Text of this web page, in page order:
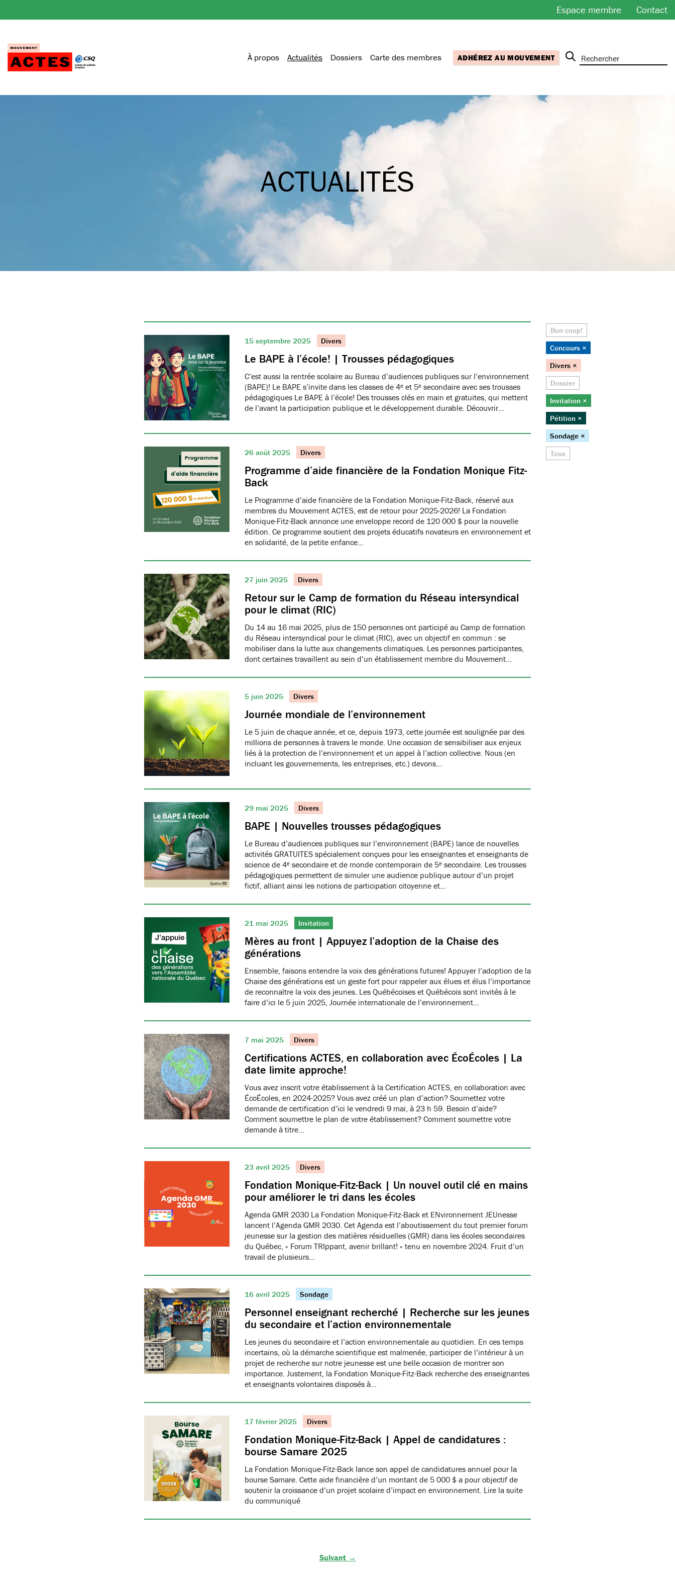
au
Espace membre Contact
À propos Actualités Dossiers Carte des membres ADHÉREZ AU MOUVEMENT
ACTUALITÉS
15 septembre 2025 Divers
Le BAPE à l’école! | Trousses pédagogiques
C’est aussi la rentrée scolaire au Bureau d’audiences publiques sur l’environnement
(BAPE)! Le BAPE s’invite dans les classes de 4ᵉ et 5ᵉ secondaire avec ses trousses
pédagogiques Le BAPE à l’école! Des trousses clés en main et gratuites, qui mettent
de l’avant la participation publique et le développement durable. Découvrir…
26 août 2025 Divers
Programme d’aide financière de la Fondation Monique Fitz-
Back
Le Programme d’aide financière de la Fondation Monique-Fitz-Back, réservé aux
membres du Mouvement ACTES, est de retour pour 2025-2026! La Fondation
Monique-Fitz-Back annonce une enveloppe record de 120 000 $ pour la nouvelle
édition. Ce programme soutient des projets éducatifs novateurs en environnement et
en solidarité, de la petite enfance…
27 juin 2025 Divers
Retour sur le Camp de formation du Réseau intersyndical
pour le climat (RIC)
Du 14 au 16 mai 2025, plus de 150 personnes ont participé au Camp de formation
du Réseau intersyndical pour le climat (RIC), avec un objectif en commun : se
mobiliser dans la lutte aux changements climatiques. Les personnes participantes,
dont certaines travaillent au sein d’un établissement membre du Mouvement…
5 juin 2025 Divers
Journée mondiale de l’environnement
Le 5 juin de chaque année, et ce, depuis 1973, cette journée est soulignée par des
millions de personnes à travers le monde. Une occasion de sensibiliser aux enjeux
liés à la protection de l’environnement et un appel à l’action collective. Nous (en
incluant les gouvernements, les entreprises, etc.) devons…
29 mai 2025 Divers
BAPE | Nouvelles trousses pédagogiques
Le Bureau d’audiences publiques sur l’environnement (BAPE) lance de nouvelles
activités GRATUITES spécialement conçues pour les enseignantes et enseignants de
science de 4ᵉ secondaire et de monde contemporain de 5ᵉ secondaire. Les trousses
pédagogiques permettent de simuler une audience publique autour d’un projet
fictif, alliant ainsi les notions de participation citoyenne et…
21 mai 2025 Invitation
Mères au front | Appuyez l’adoption de la Chaise des
générations
Ensemble, faisons entendre la voix des générations futures! Appuyer l’adoption de la
Chaise des générations est un geste fort pour rappeler aux élues et élus l’importance
de reconnaître la voix des jeunes. Les Québécoises et Québécois sont invités à le
faire d’ici le 5 juin 2025, Journée internationale de l’environnement…
7 mai 2025 Divers
Certifications ACTES, en collaboration avec ÉcoÉcoles | La
date limite approche!
Vous avez inscrit votre établissement à la Certification ACTES, en collaboration avec
ÉcoÉcoles, en 2024-2025? Vous avez créé un plan d’action? Soumettez votre
demande de certification d’ici le vendredi 9 mai, à 23 h 59. Besoin d’aide?
Comment soumettre le plan de votre établissement? Comment soumettre votre
demande à titre…
23 avril 2025 Divers
Fondation Monique-Fitz-Back | Un nouvel outil clé en mains
pour améliorer le tri dans les écoles
Agenda GMR 2030 La Fondation Monique-Fitz-Back et ENvironnement JEUnesse
lancent l’Agenda GMR 2030. Cet Agenda est l’aboutissement du tout premier forum
jeunesse sur la gestion des matières résiduelles (GMR) dans les écoles secondaires
du Québec, « Forum TRIppant, avenir brillant! » tenu en novembre 2024. Fruit d’un
travail de plusieurs…
16 avril 2025 Sondage
Personnel enseignant recherché | Recherche sur les jeunes
du secondaire et l’action environnementale
Les jeunes du secondaire et l’action environnementale au quotidien. En ces temps
incertains, où la démarche scientifique est malmenée, participer de l’intérieur à un
projet de recherche sur notre jeunesse est une belle occasion de montrer son
importance. Justement, la Fondation Monique-Fitz-Back recherche des enseignantes
et enseignants volontaires disposés à…
17 février 2025 Divers
Fondation Monique-Fitz-Back | Appel de candidatures :
bourse Samare 2025
La Fondation Monique-Fitz-Back lance son appel de candidatures annuel pour la
bourse Samare. Cette aide financière d’un montant de 5 000 $ a pour objectif de
soutenir la croissance d’un projet scolaire d’impact en environnement. Lire la suite
du communiqué
Bon coup!
Concours ×
Divers ×
Dossier
Invitation ×
Pétition ×
Sondage ×
Tous
Suivant →